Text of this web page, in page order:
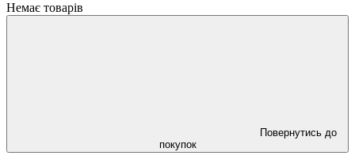
Немає товарів
Повернутись до
покупок